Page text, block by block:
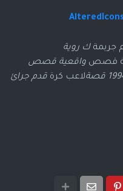
جريمة
قصص واقعية قصص
قصة لاعب كرة